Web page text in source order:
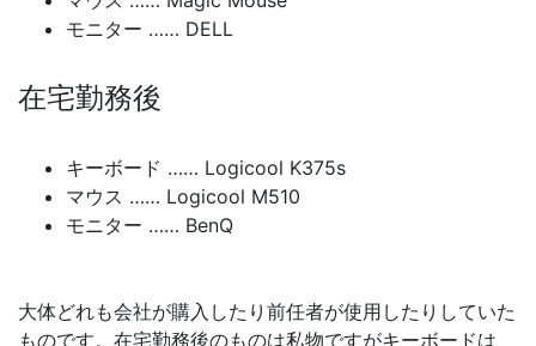
モニター …… DELL
在宅勤務後
キーボード …… Logicool K375s
マウス …… Logicool M510
モニター …… BenQ
大体どれも会社が購入したり前任者が使用したりしていた
ものです。在宅勤務後のものは私物ですがキーボードは